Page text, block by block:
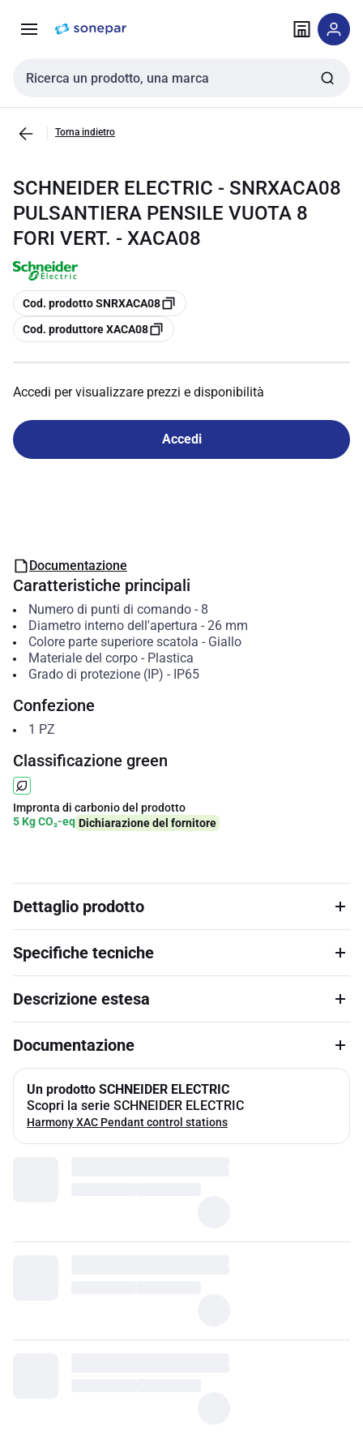
navigazione alla
Cerca input
Torna indietro
SCHNEIDER ELECTRIC - SNRXACA08
PULSANTIERA PENSILE VUOTA 8
FORI VERT. - XACA08
copia
Cod. prodotto SNRXACA08
copia
Cod. produttore XACA08
Accedi per visualizzare prezzi e disponibilità
Accedi
Documentazione
Caratteristiche principali
Numero di punti di comando- 8
Diametro interno dell'apertura - 26 mm
Colore parte superiore scatola - Giallo
Materiale del corpo- Plastica
Grado di protezione (IP) - IP65
Confezione
1 PZ
Classificazione green
Impronta di carbonio del prodotto
5 Kg CO₂-eq Dichiarazione del fornitore
Dettaglio prodotto
Specifiche tecniche
Descrizione estesa
Documentazione
Un prodotto SCHNEIDER ELECTRIC
Scopri la serie SCHNEIDER ELECTRIC
Harmony XAC Pendant control stations